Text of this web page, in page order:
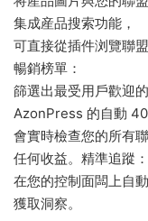
集成産品搜索功能，
可直接從插件浏覽聯盟
暢銷榜單：
篩選出最受用戶歡迎
AzonPress 的自動
會實時檢查您的所有
任何收益。精準追蹤：
在您的控制面闆上自
獲取洞察。